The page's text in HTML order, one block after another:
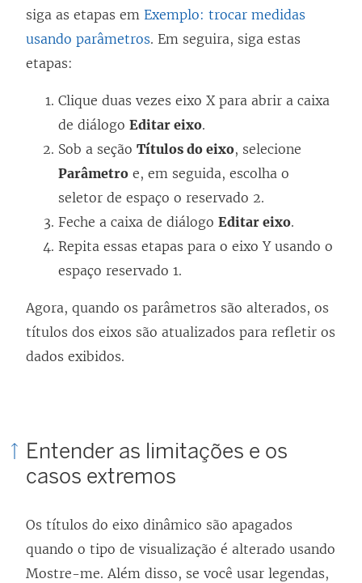
siga as etapas em Exemplo: trocar medidas
usando parâmetros. Em seguira, siga estas
etapas:
Clique duas vezes eixo X para abrir a caixa
de diálogo Editar eixo.
Sob a seção Títulos do eixo, selecione
Parâmetro e, em seguida, escolha o
seletor de espaço o reservado 2.
Feche a caixa de diálogo Editar eixo.
Repita essas etapas para o eixo Y usando o
espaço reservado 1.
Agora, quando os parâmetros são alterados, os
títulos dos eixos são atualizados para refletir os
dados exibidos.
Entender as limitações e os
casos extremos
Os títulos do eixo dinâmico são apagados
quando o tipo de visualização é alterado usando
Mostre-me. Além disso, se você usar legendas,